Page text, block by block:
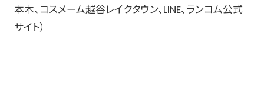
本木、コスメーム越谷レイクタウン、LINE、ランコム公式
サイト​）